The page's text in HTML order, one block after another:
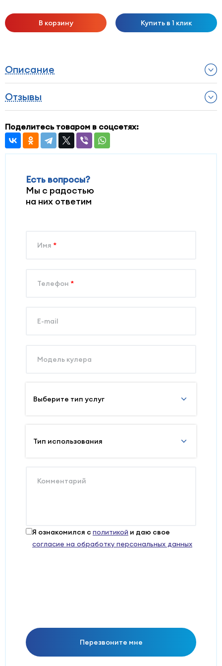
В корзину Купить в 1 клик
Описание
Отзывы
Поделитесь товаром в соцсетях:
Есть вопросы?
Мы с радостью
на них ответим
Имя *
Телефон *
E-mail
Модель кулера
Выберите тип услуг
Тип использования
Комментарий
Я ознакомился с политикой и даю свое
согласие на обработку персональных данных
Перезвоните мне